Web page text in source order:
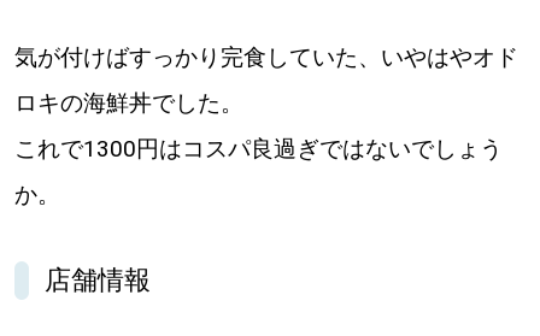
気が付けばすっかり完食していた、いやはやオド
ロキの海鮮丼でした。
これで1300円はコスパ良過ぎではないでしょう
か。
店舗情報